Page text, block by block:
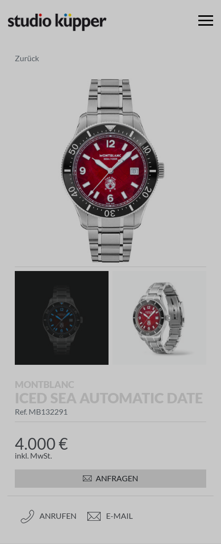
Zurück
MONTBLANC
ICED SEA AUTOMATIC DATE
Ref. MB132291
4.000 €
inkl. MwSt.
ANFRAGEN
ANRUFEN E-MAIL